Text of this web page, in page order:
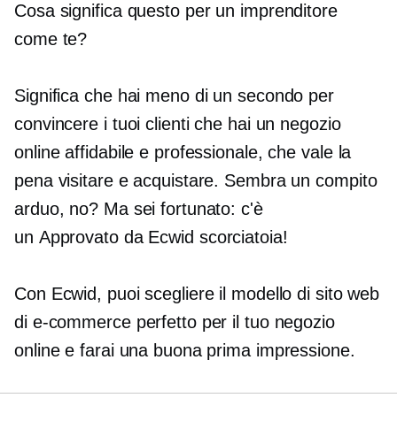
Cosa significa questo per un imprenditore
come te?
Significa che hai meno di un secondo per
convincere i tuoi clienti che hai un negozio
online affidabile e professionale, che vale la
pena visitare e acquistare. Sembra un compito
arduo, no? Ma sei fortunato: c'è
un Approvato da Ecwid scorciatoia!
Con Ecwid, puoi scegliere il modello di sito web
di e-commerce perfetto per il tuo negozio
online e farai una buona prima impressione.